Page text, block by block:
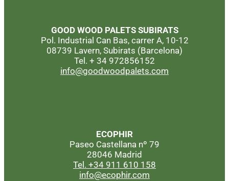
GOOD WOOD PALETS SUBIRATS
Pol. Industrial Can Bas, carrer A, 10-12
08739 Lavern, Subirats (Barcelona)
Tel. + 34 972856152
info@goodwoodpalets.com
ECOPHIR
Paseo Castellana nº 79
28046 Madrid
Tel. +34 911 610 158
info@ecophir.com